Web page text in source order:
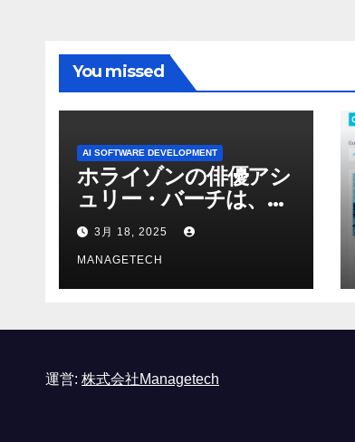
You missed
AI SOFTWARE DEVELOPMENT
ホライゾンの俳優アシ
ュリー・バーチは、ソ
ニーのAIアロイのビデ
オを見て「ゲームパフ
ォーマンスという芸術
形式に不安を感じた」
3月 18, 2025
MANAGETECH
運営: 株式会社Managetech